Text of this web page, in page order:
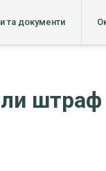
та документи